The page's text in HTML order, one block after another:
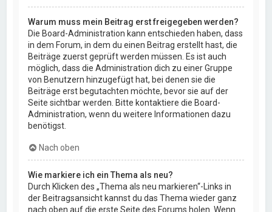
Warum muss mein Beitrag erst freigegeben werden?
Die Board-Administration kann entschieden haben, dass
in dem Forum, in dem du einen Beitrag erstellt hast, die
Beiträge zuerst geprüft werden müssen. Es ist auch
möglich, dass die Administration dich zu einer Gruppe
von Benutzern hinzugefügt hat, bei denen sie die
Beiträge erst begutachten möchte, bevor sie auf der
Seite sichtbar werden. Bitte kontaktiere die Board-
Administration, wenn du weitere Informationen dazu
benötigst.
Nach oben
Wie markiere ich ein Thema als neu?
Durch Klicken des „Thema als neu markieren“-Links in
der Beitragsansicht kannst du das Thema wieder ganz
nach oben auf die erste Seite des Forums holen. Wenn